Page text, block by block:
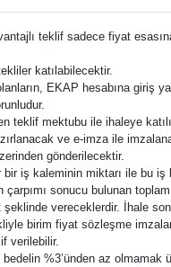
teklif sadece fiyat
katılabilecektir.
EKAP hesabına giriş
teklif mektubu ile ihaleye
ve e-imza ile
gönderilecektir.
iş kaleminin miktarı ile bu iş
sonucu bulunan toplam
vereceklerdir. İhale
birim fiyat sözleşme
verilebilir.
%3’ünden az olmamak